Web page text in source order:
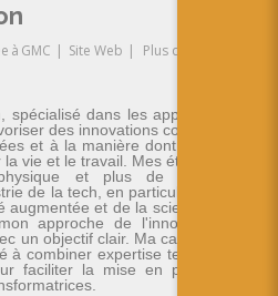
à GMC | Site Web |
Plus de
dans les applications
des innovations concrètes.
et à la manière dont on peut
vie et le travail. Mes études en
et plus de 30 ans
de la tech, en particulier dans
et de la science des
approche de l'innovation -
un objectif clair. Ma carrière se
à combiner expertise technique
faciliter la mise en place de